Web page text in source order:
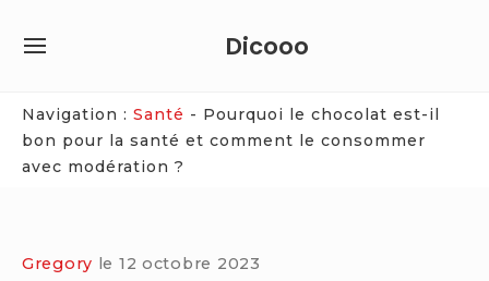
Dicooo
SITE
Navigation : Santé - Pourquoi le chocolat est-il
bon pour la santé et comment le consommer
avec modération ?
Gregory le 12 octobre 2023